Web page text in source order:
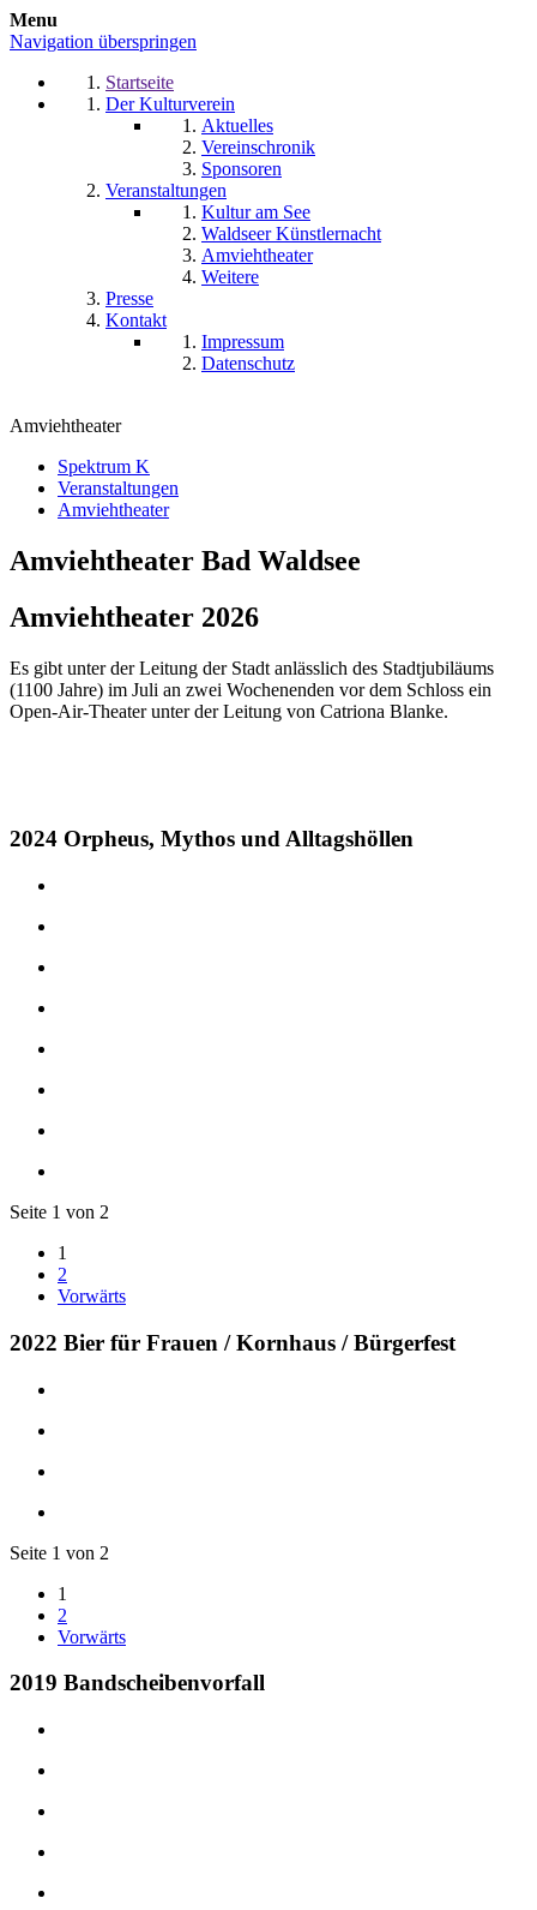
Menu
Navigation überspringen
Startseite
Der Kulturverein
Aktuelles
Vereinschronik
Sponsoren
Veranstaltungen
Kultur am See
Waldseer Künstlernacht
Amviehtheater
Weitere
Presse
Kontakt
Impressum
Datenschutz
Amviehtheater
Spektrum K
Veranstaltungen
Amviehtheater
Amviehtheater Bad Waldsee
Amviehtheater 2026
Es gibt unter der Leitung der Stadt anlässlich des Stadtjubiläums
(1100 Jahre) im Juli an zwei Wochenenden vor dem Schloss ein
Open-Air-Theater unter der Leitung von Catriona Blanke.
2024 Orpheus, Mythos und Alltagshöllen
Seite 1 von 2
1
2
Vorwärts
2022 Bier für Frauen / Kornhaus / Bürgerfest
Seite 1 von 2
1
2
Vorwärts
2019 Bandscheibenvorfall